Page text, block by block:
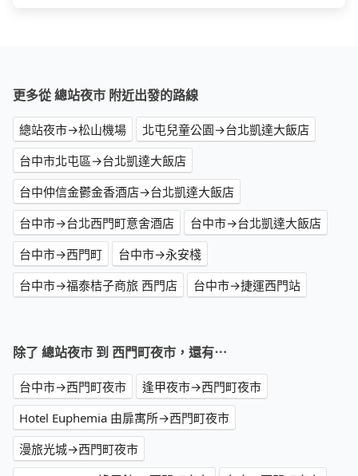
更多從 總站夜市 附近出發的路線
總站夜市→松山機場
北屯兒童公園→台北凱達大飯店
台中市北屯區→台北凱達大飯店
台中仲信金鬱金香酒店→台北凱達大飯店
台中市→台北西門町意舍酒店
台中市→台北凱達大飯店
台中市→西門町
台中市→永安棧
台中市→福泰桔子商旅 西門店
台中市→捷運西門站
除了 總站夜市 到 西門町夜市，還有⋯
台中市→西門町夜市
逢甲夜市→西門町夜市
Hotel Euphemia 由扉寓所→西門町夜市
漫旅光城→西門町夜市